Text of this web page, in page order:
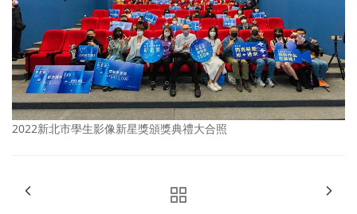
2022新北市學生影像新星獎頒獎典禮大合照